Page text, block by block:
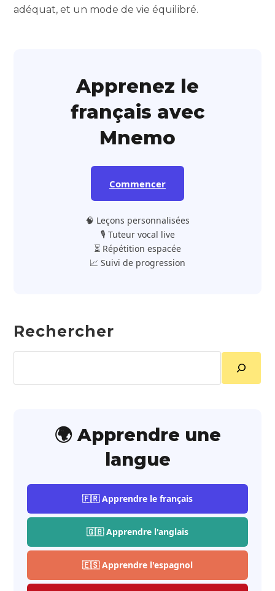
adéquat, et un mode de vie équilibré.
Apprenez le
français avec
Mnemo
Commencer
🧠 Leçons personnalisées
🎙️ Tuteur vocal live
⏳ Répétition espacée
📈 Suivi de progression
Rechercher
🌍 Apprendre une
langue
🇫🇷 Apprendre le français
🇬🇧 Apprendre l'anglais
🇪🇸 Apprendre l'espagnol